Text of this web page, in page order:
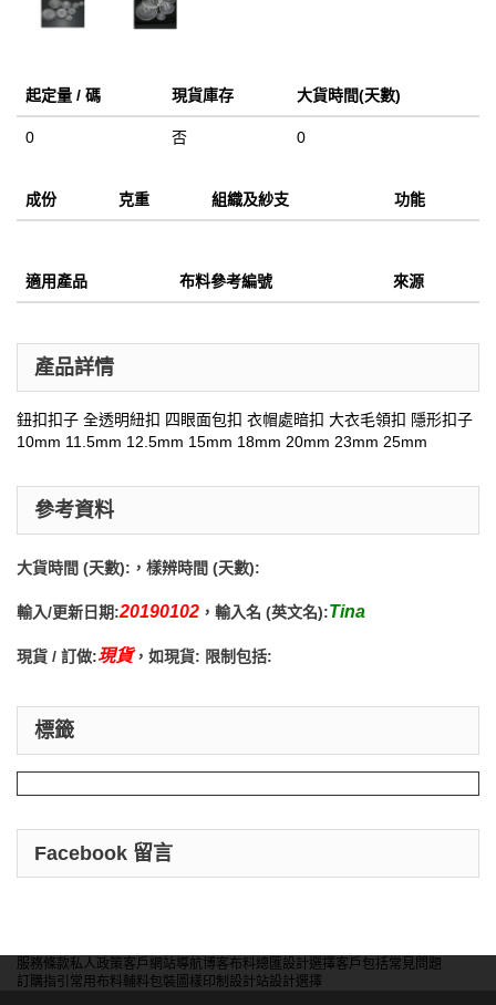
起定量 / 碼 現貨庫存 大貨時間(天數)
0 否 0
成份 克重 組織及紗支 功能
適用產品 布料參考編號 來源
產品詳情
鈕扣扣子 全透明紐扣 四眼面包扣 衣帽處暗扣 大衣毛領扣 隱形扣子
10mm 11.5mm 12.5mm 15mm 18mm 20mm 23mm 25mm
參考資料
大貨時間 (天數): ，樣辨時間 (天數):
輸入/更新日期:20190102 ，輸入名 (英文名):Tina
現貨 / 訂做:現貨，如現貨: 限制包括:
標籤
Facebook 留言
服務條款私人政策客戶 網站導航博客布料總匯設計選擇客戶包括常見問題
訂購指引 常用布料輔料包裝 圖樣印制 設計站設計選擇